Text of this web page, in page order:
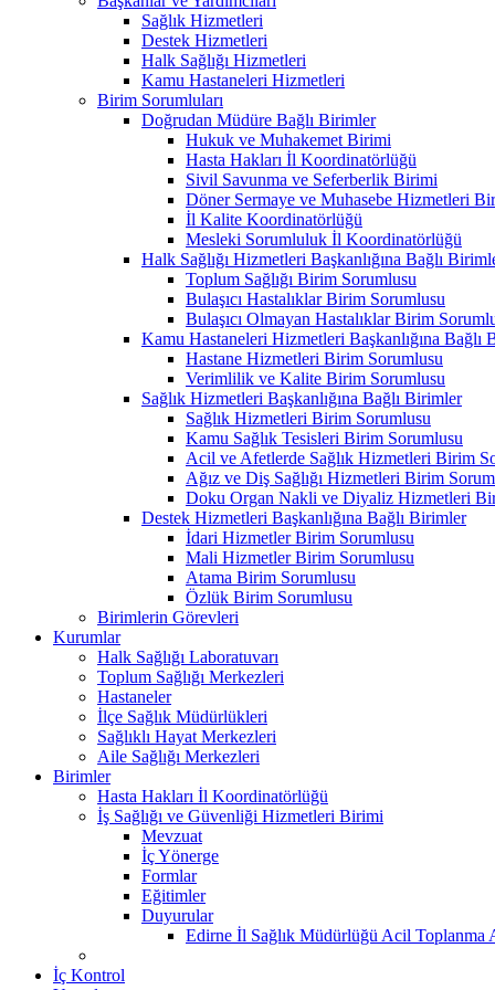
Sağlık Hizmetleri
Destek Hizmetleri
Halk Sağlığı Hizmetleri
Kamu Hastaneleri Hizmetleri
Birim Sorumluları
Doğrudan Müdüre Bağlı Birimler
Hukuk ve Muhakemet Birimi
Hasta Hakları İl Koordinatörlüğü
Sivil Savunma ve Seferberlik Birimi
Döner Sermaye ve Muhasebe Hizmetleri
İl Kalite Koordinatörlüğü
Mesleki Sorumluluk İl Koordinatörlüğü
Halk Sağlığı Hizmetleri Başkanlığına Bağlı
Toplum Sağlığı Birim Sorumlusu
Bulaşıcı Hastalıklar Birim Sorumlusu
Bulaşıcı Olmayan Hastalıklar Birim
Kamu Hastaneleri Hizmetleri Başkanlığına Bağlı
Hastane Hizmetleri Birim Sorumlusu
Verimlilik ve Kalite Birim Sorumlusu
Sağlık Hizmetleri Başkanlığına Bağlı Birimler
Sağlık Hizmetleri Birim Sorumlusu
Kamu Sağlık Tesisleri Birim Sorumlusu
Acil ve Afetlerde Sağlık Hizmetleri Birim
Ağız ve Diş Sağlığı Hizmetleri Birim
Doku Organ Nakli ve Diyaliz Hizmetleri
Destek Hizmetleri Başkanlığına Bağlı Birimler
İdari Hizmetler Birim Sorumlusu
Mali Hizmetler Birim Sorumlusu
Atama Birim Sorumlusu
Özlük Birim Sorumlusu
Birimlerin Görevleri
Kurumlar
Halk Sağlığı Laboratuvarı
Toplum Sağlığı Merkezleri
Hastaneler
İlçe Sağlık Müdürlükleri
Sağlıklı Hayat Merkezleri
Aile Sağlığı Merkezleri
Birimler
Hasta Hakları İl Koordinatörlüğü
İş Sağlığı ve Güvenliği Hizmetleri Birimi
Mevzuat
İç Yönerge
Formlar
Eğitimler
Duyurular
Edirne İl Sağlık Müdürlüğü Acil Toplanma
İç Kontrol